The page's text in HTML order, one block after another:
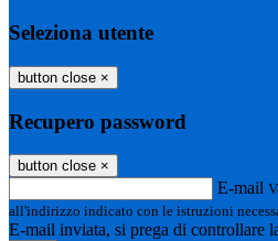
Seleziona utente
button close ×
Recupero password
button close ×
E-mail
all'indirizzo indicato con le istruzioni
E-mail inviata, si prega di controllare